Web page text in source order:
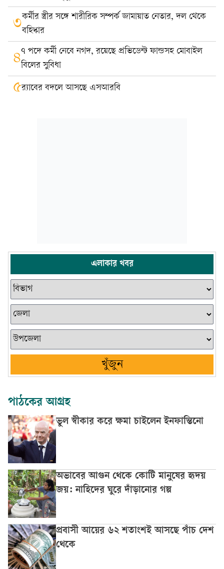
৩কর্মীর স্ত্রীর সঙ্গে শারীরিক সম্পর্ক জামায়াত নেতার, দল থেকে
বহিষ্কার
৪৭ পদে কর্মী নেবে নগদ, রয়েছে প্রভিডেন্ট ফান্ডসহ মোবাইল
বিলের সুবিধা
৫র‍্যাবের বদলে আসছে এসআরবি
এলাকার খবর
খুঁজুন
পাঠকের আগ্রহ
ভুল স্বীকার করে ক্ষমা চাইলেন ইনফান্তিনো
অভাবের আগুন থেকে কোটি মানুষের হৃদয়
জয়: নাহিদের ঘুরে দাঁড়ানোর গল্প
প্রবাসী আয়ের ৬২ শতাংশই আসছে পাঁচ দেশ
থেকে